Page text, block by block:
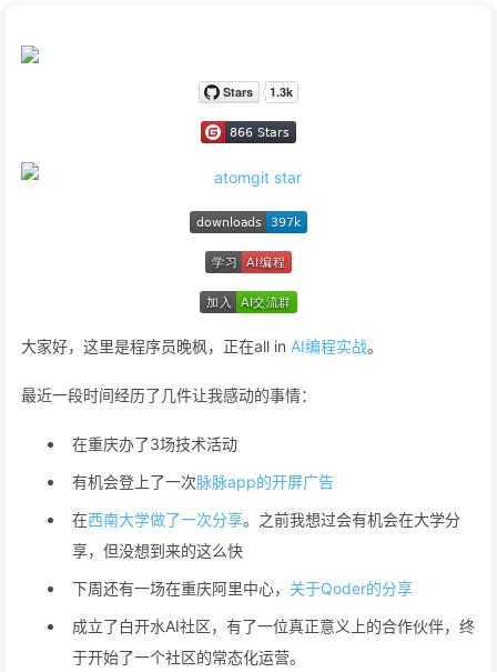
大家好，这里是程序员晚枫，正在all in AI编程实战。
最近一段时间经历了几件让我感动的事情：
在重庆办了3场技术活动
有机会登上了一次脉脉app的开屏广告
在西南大学做了一次分享。之前我想过会有机会在大学分
享，但没想到来的这么快
下周还有一场在重庆阿里中心， 关于Qoder的分享
成立了白开水AI社区，有了一位真正意义上的合作伙伴，终
于开始了一个社区的常态化运营。